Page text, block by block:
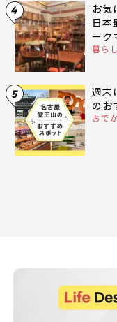
4
お気
日本
ーク
暮らし
5
週末
のお
おで